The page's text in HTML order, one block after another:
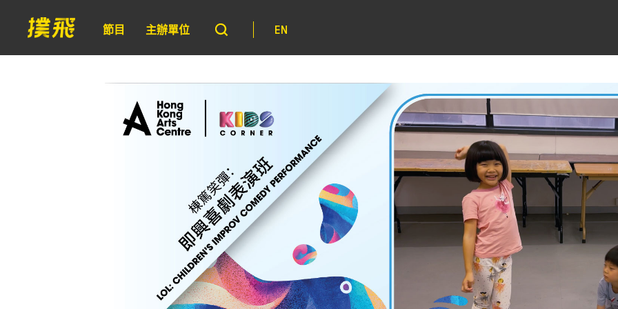
節目 主辦單位 EN